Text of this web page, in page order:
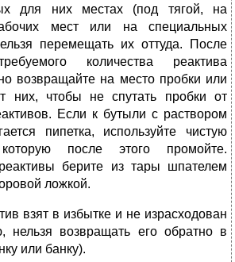
для них местах (под тягой, на
мест или на специальных
перемещать их оттуда. После
количества реактива
возвращайте на место пробки или
них, чтобы не спутать пробки от
Если к бутыли с раствором
пипетка, используйте чистую
которую после этого промойте.
берите из тары шпателем
ложкой.
взят в избытке и не израсходован
нельзя возвращать его обратно в
или банку).